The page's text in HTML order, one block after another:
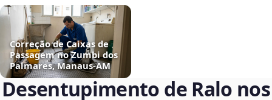
Correção de Caixas de
Passagem no Zumbi dos
Palmares, Manaus‑AM
Desentupimento de Ralo nos